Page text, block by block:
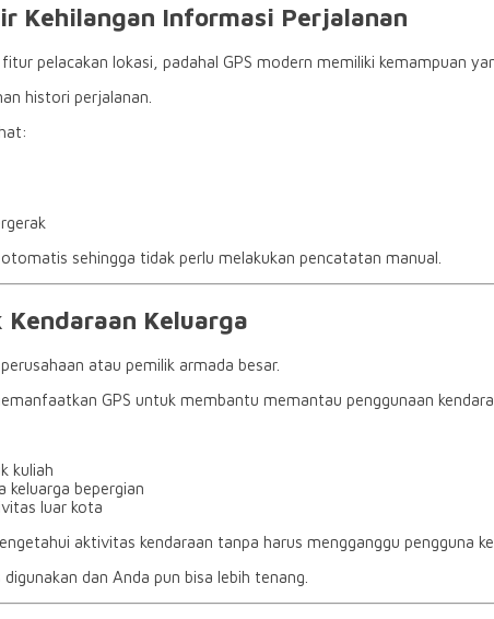
Kehilangan Informasi Perjalanan
pelacakan lokasi, padahal GPS modern memiliki kemampuan
histori perjalanan.
sehingga tidak perlu melakukan pencatatan manual.
Keluarga
atau pemilik armada besar.
GPS untuk membantu memantau penggunaan
kuliah
keluarga bepergian
luar kota
aktivitas kendaraan tanpa harus mengganggu pengguna
dan Anda pun bisa lebih tenang.